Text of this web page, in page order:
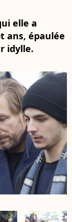
elle a
ans, épaulée
idylle.